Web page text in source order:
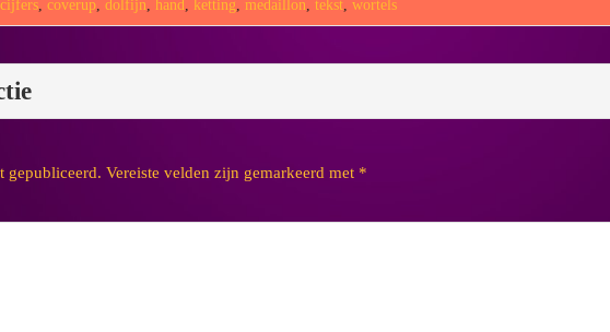
,cijfers ,coverup ,dolfijn hand ketting medaillon ,tekst ,wortels
gepubliceerd. Vereiste velden zijn gemarkeerd met *